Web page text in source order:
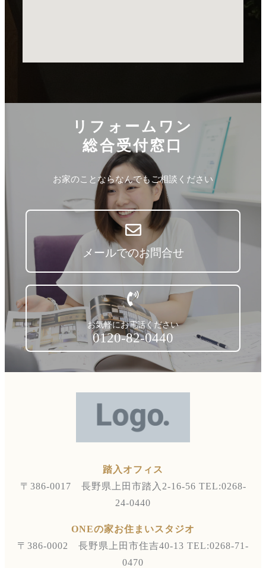
リフォームワン
総合受付窓口
お家のことならなんでもご相談ください
メールでのお問合せ
お気軽にお電話ください
0120-82-0440
踏入オフィス
〒386-0017 長野県上田市踏入2-16-56 TEL:0268-
24-0440
ONEの家お住まいスタジオ
〒386-0002 長野県上田市住吉40-13 TEL:0268-71-
0470